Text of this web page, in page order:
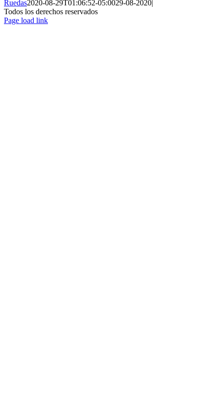
Ruedas2020-08-29T01:06:52-05:0029-08-2020|
Todos los derechos reservados
Page load link